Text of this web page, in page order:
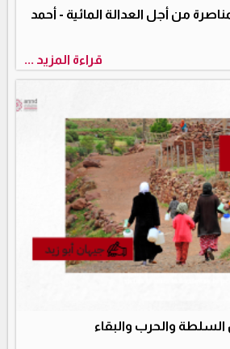
من أجل العدالة المائية - أحمد
قراءة المزيد ...
والحرب والبقاء